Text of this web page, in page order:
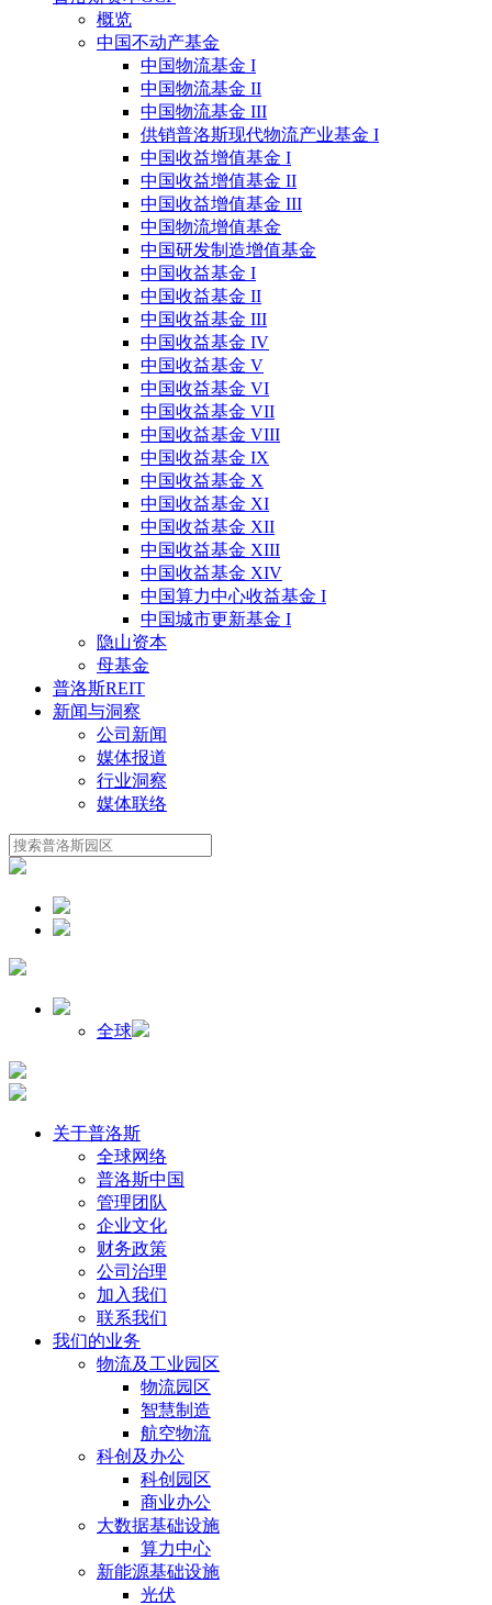
概览
中国不动产基金
中国物流基金 I
中国物流基金 II
中国物流基金 III
供销普洛斯现代物流产业基金 I
中国收益增值基金 I
中国收益增值基金 II
中国收益增值基金 III
中国物流增值基金
中国研发制造增值基金
中国收益基金 I
中国收益基金 II
中国收益基金 III
中国收益基金 IV
中国收益基金 V
中国收益基金 VI
中国收益基金 VII
中国收益基金 VIII
中国收益基金 IX
中国收益基金 X
中国收益基金 XI
中国收益基金 XII
中国收益基金 XIII
中国收益基金 XIV
中国算力中心收益基金 I
中国城市更新基金 I
隐山资本
母基金
普洛斯REIT
新闻与洞察
公司新闻
媒体报道
行业洞察
媒体联络
全球
关于普洛斯
全球网络
普洛斯中国
管理团队
企业文化
财务政策
公司治理
加入我们
联系我们
我们的业务
物流及工业园区
物流园区
智慧制造
航空物流
科创及办公
科创园区
商业办公
大数据基础设施
算力中心
新能源基础设施
光伏